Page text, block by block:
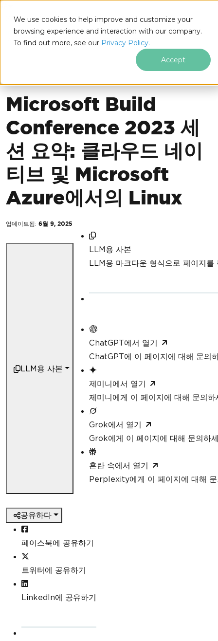
We use cookies to help improve and customize your
browsing experience and interaction with our company.
To find out more, see our Privacy Policy.
Accept
IRONSOFTWARE
푸터 콘텐츠로 바로가기
Iron Software Iron Software 뉴스
업계 뉴스
클라우드 네이티브와 Microsoft Azure의 Linux
Microsoft Build
Conference 2023 세
션 요약: 클라우드 네이
티브 및 Microsoft
Azure에서의 Linux
업데이트됨: 6월 9, 2025
LLM용 사본
LLM용 사본
LLM용 마크다운 형식으로 페이지를
ChatGPT에서 열기
ChatGPT에 이 페이지에 대해 문의
제미니에서 열기
제미니에게 이 페이지에 대해 문의하
Grok에서 열기
Grok에게 이 페이지에 대해 문의하
혼란 속에서 열기
Perplexity에게 이 페이지에 대해 문
공유하다
페이스북에 공유하기
트위터에 공유하기
LinkedIn에 공유하기